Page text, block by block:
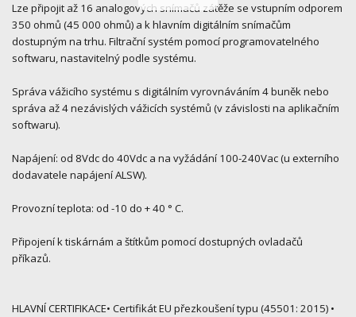
Lze připojit až 16 analogových snímačů zátěže se vstupním odporem
350 ohmů (45 000 ohmů) a k hlavním digitálním snímačům
dostupným na trhu. Filtrační systém pomocí programovatelného
softwaru, nastavitelný podle systému.
Správa vážicího systému s digitálním vyrovnáváním 4 buněk nebo
správa až 4 nezávislých vážicích systémů (v závislosti na aplikačním
softwaru).
Napájení: od 8Vdc do 40Vdc a na vyžádání 100-240Vac (u externího
dodavatele napájení ALSW).
Provozní teplota: od -10 do + 40 ° C.
Připojení k tiskárnám a štítkům pomocí dostupných ovladačů
příkazů.
HLAVNÍ CERTIFIKACE• Certifikát EU přezkoušení typu (45501: 2015) •